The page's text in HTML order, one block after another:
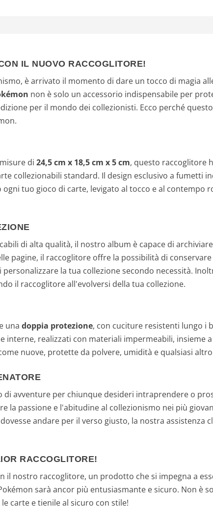
IL NUOVO RACCOGLITORE!
è arrivato il momento di dare un tocco di magia
non è solo un accessorio indispensabile per
per il mondo dei collezionisti. Ecco perché
di 24,5 cm x 18,5 cm x 5 cm, questo raccoglitore
collezionabili standard. Il design esclusivo a fumetti
tuo gioco di carte, levigato al tocco e al contempo
di alta qualità, il nostro album è capace di
pagine, il raccoglitore offre la possibilità di
la tua collezione secondo necessità.
il raccoglitore all'evolversi della tua collezione.
una doppia protezione, con cuciture resistenti lungo i
interne, realizzati con materiali impermeabili, insieme
nuove, protette da polvere, umidità e qualsiasi
avventure per chiunque desideri intraprendere o
la passione e l'abitudine al collezionismo nei più
andare per il verso giusto, la nostra assistenza
RACCOGLITORE!
il nostro raccoglitore, un prodotto che si impegna a
sarà ancor più entusiasmante e sicuro. Non è
carte e tienile al sicuro con stile!